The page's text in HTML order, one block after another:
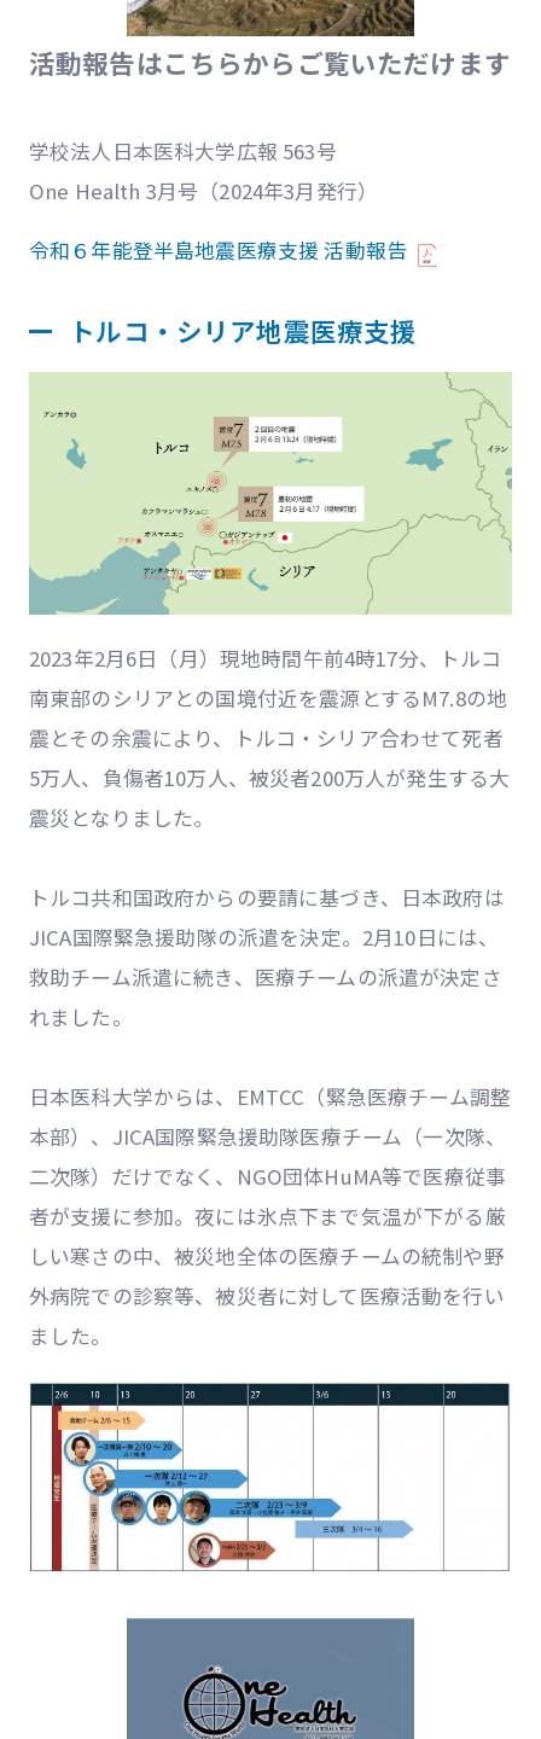
活動報告はこちらからご覧いただけます
学校法人日本医科大学広報 563号
One Health 3月号（2024年3月発行）
令和６年能登半島地震医療支援 活動報告
トルコ・シリア地震医療支援
2023年2月6日（月）現地時間午前4時17分、トルコ
南東部のシリアとの国境付近を震源とするM7.8の地
震とその余震により、トルコ・シリア合わせて死者
5万人、負傷者10万人、被災者200万人が発生する大
震災となりました。
トルコ共和国政府からの要請に基づき、日本政府は
JICA国際緊急援助隊の派遣を決定。2月10日には、
救助チーム派遣に続き、医療チームの派遣が決定さ
れました。
日本医科大学からは、EMTCC（緊急医療チーム調整
本部）、JICA国際緊急援助隊医療チーム（一次隊、
二次隊）だけでなく、NGO団体HuMA等で医療従事
者が支援に参加。夜には氷点下まで気温が下がる厳
しい寒さの中、被災地全体の医療チームの統制や野
外病院での診察等、被災者に対して医療活動を行い
ました。